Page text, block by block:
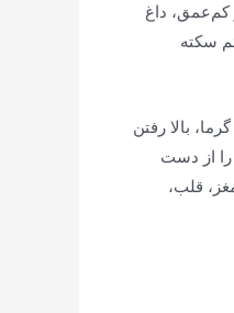
تنفس‌های سطحی و کم‌عمق، داغ
سکته
بالا رفتن
از دست
قلب،